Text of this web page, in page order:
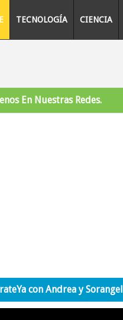
TECNOLOGÍA CIENCIA
En Nuestras Redes.
con Andrea y Sorangel